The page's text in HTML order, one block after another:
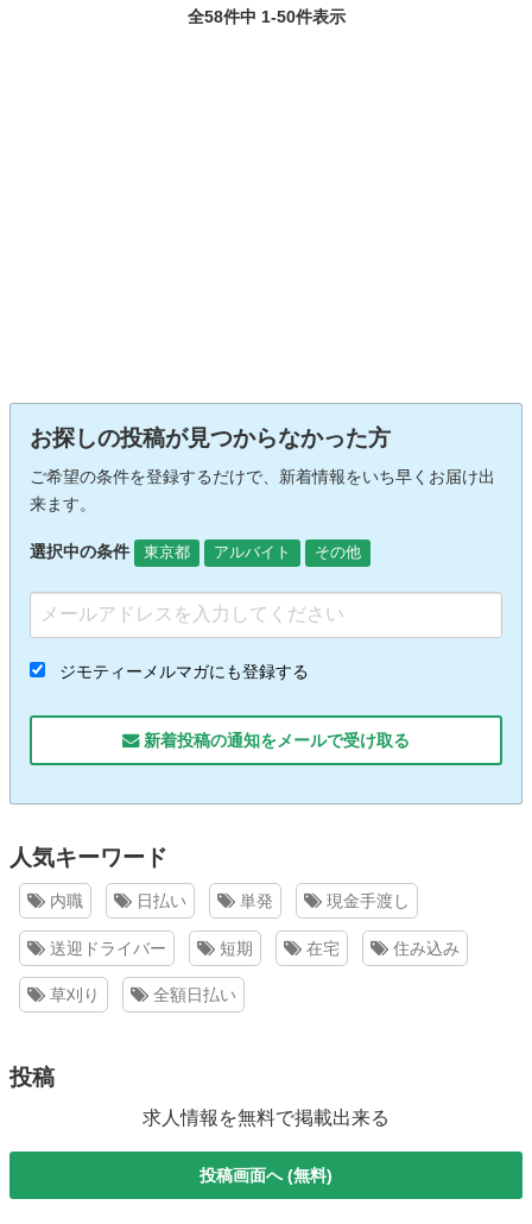
全58件中 1-50件表示
お探しの投稿が見つからなかった方
ご希望の条件を登録するだけで、新着情報をいち早くお届け出
来ます。
選択中の条件 東京都 アルバイト その他
ジモティーメルマガにも登録する
新着投稿の通知をメールで受け取る
人気キーワード
内職 日払い 単発 現金手渡し
送迎ドライバー 短期 在宅 住み込み
草刈り 全額日払い
投稿
求人情報を無料で掲載出来る
投稿画面へ (無料)